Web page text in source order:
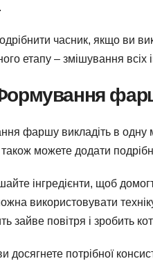
часник, якщо ви
етапу – змішування всіх
фаршу викладіть в одну
також можете додати
інгредієнти, щоб
використовувати
зайве повітря і зробить
досягнете потрібної